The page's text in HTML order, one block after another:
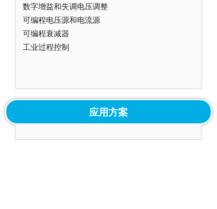
数字增益和失调电压调整
可编程电压源和电流源
可编程衰减器
工业过程控制
应用方案